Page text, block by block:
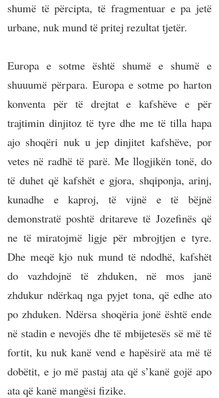
shumë të përcipta, të fragmentuar e pa jetë
urbane, nuk mund të pritej rezultat tjetër.
Europa e sotme është shumë e shumë e
shuuumë përpara. Europa e sotme po harton
konventa për të drejtat e kafshëve e për
trajtimin dinjitoz të tyre dhe me të tilla hapa
ajo shoqëri nuk u jep dinjitet kafshëve, por
vetes në radhë të parë. Me llogjikën tonë, do
të duhet që kafshët e gjora, shqiponja, arinj,
kunadhe e kaproj, të vijnë e të bëjnë
demonstratë poshtë dritareve të Jozefinës që
ne të miratojmë ligje për mbrojtjen e tyre.
Dhe meqë kjo nuk mund të ndodhë, kafshët
do vazhdojnë të zhduken, në mos janë
zhdukur ndërkaq nga pyjet tona, që edhe ato
po zhduken. Ndërsa shoqëria jonë është ende
në stadin e nevojës dhe të mbijetesës së më të
fortit, ku nuk kanë vend e hapësirë ata më të
dobëtit, e jo më pastaj ata që s’kanë gojë apo
ata që kanë mangësi fizike.